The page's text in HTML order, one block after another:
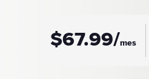
$67.99/mes